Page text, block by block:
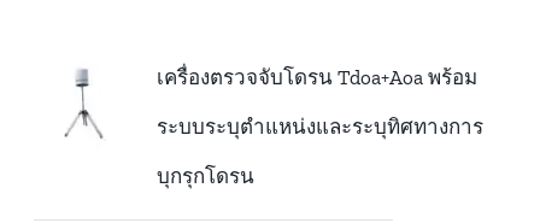
เครื่องตรวจจับโดรน Tdoa+Aoa พร้อม
ระบบระบุตำแหน่งและระบุทิศทางการ
บุกรุกโดรน